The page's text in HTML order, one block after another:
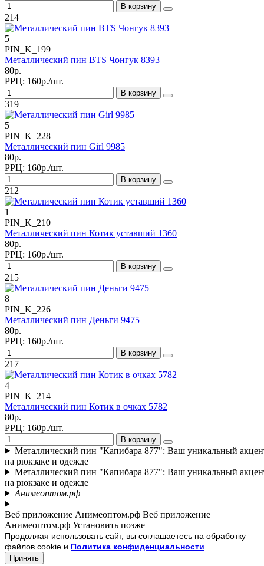
В корзину
214
5
PIN_K_199
Металлический пин BTS Чонгук 8393
80р.
РРЦ: 160р./шт.
В корзину
319
5
PIN_K_228
Металлический пин Girl 9985
80р.
РРЦ: 160р./шт.
В корзину
212
1
PIN_K_210
Металлический пин Котик уставший 1360
80р.
РРЦ: 160р./шт.
В корзину
215
8
PIN_K_226
Металлический пин Деньги 9475
80р.
РРЦ: 160р./шт.
В корзину
217
4
PIN_K_214
Металлический пин Котик в очках 5782
80р.
РРЦ: 160р./шт.
В корзину
Металлический пин "Капибара 877": Ваш уникальный
на рюкзаке и одежде
Металлический пин "Капибара 877": Ваш уникальный
на рюкзаке и одежде
Анимеоптом.рф
Веб приложение Анимеоптом.рф Веб приложение
Анимеоптом.рф Установить позже
Продолжая использовать сайт, вы соглашаетесь на обработку
файлов cookie и Политика конфиденциальности
Принять